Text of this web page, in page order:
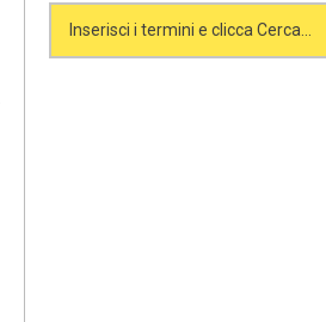
Search form